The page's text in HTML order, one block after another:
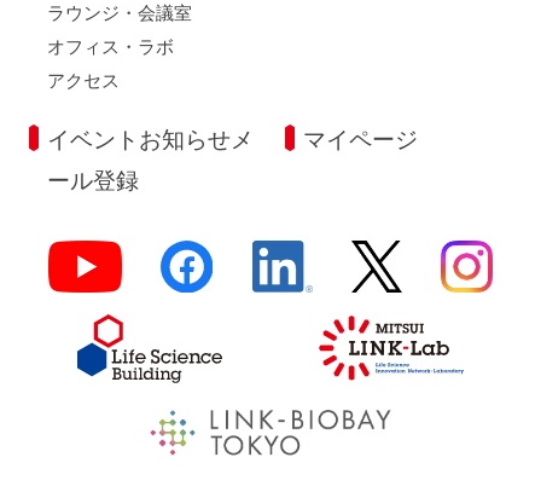
ラウンジ・会議室
オフィス・ラボ
アクセス
イベントお知らせメ
ール登録
マイページ